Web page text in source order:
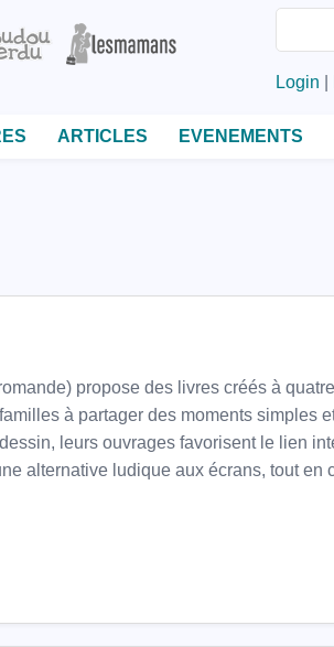
Login
ARTICLES EVENEMENTS
propose des livres créés à
à partager des moments simples
leurs ouvrages favorisent le lien
alternative ludique aux écrans, tout en